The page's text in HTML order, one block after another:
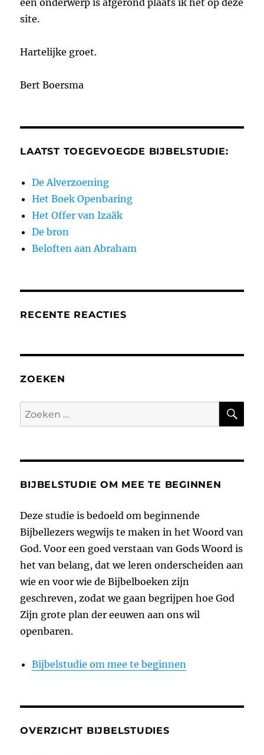
een onderwerp is afgerond plaats ik het op deze
site.
Hartelijke groet.
Bert Boersma
LAATST TOEGEVOEGDE BIJBELSTUDIE:
De Alverzoening
Het Boek Openbaring
Het Offer van Izaäk
De bron
Beloften aan Abraham
RECENTE REACTIES
ZOEKEN
Zoeken
naar:
BIJBELSTUDIE OM MEE TE BEGINNEN
Deze studie is bedoeld om beginnende
Bijbellezers wegwijs te maken in het Woord van
God. Voor een goed verstaan van Gods Woord is
het van belang, dat we leren onderscheiden aan
wie en voor wie de Bijbelboeken zijn
geschreven, zodat we gaan begrijpen hoe God
Zijn grote plan der eeuwen aan ons wil
openbaren.
Bijbelstudie om mee te beginnen
OVERZICHT BIJBELSTUDIES